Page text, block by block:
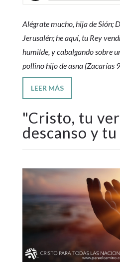
Alégrate mucho, hija de Sión;
Jerusalén; he aquí, tu Rey
humilde, y cabalgando sobre
pollino hijo de asna (Zacarías
LEER MÁS
"Cristo, tu
descanso y